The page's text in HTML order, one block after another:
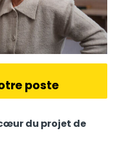
poste
du projet de